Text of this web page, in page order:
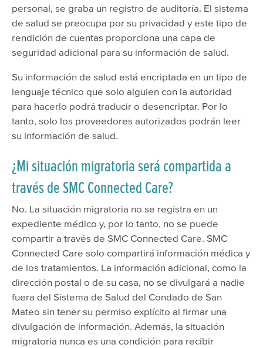
personal, se graba un registro de auditoría. El sistema
de salud se preocupa por su privacidad y este tipo de
rendición de cuentas proporciona una capa de
seguridad adicional para su información de salud.
Su información de salud está encriptada en un tipo de
lenguaje técnico que solo alguien con la autoridad
para hacerlo podrá traducir o desencriptar. Por lo
tanto, solo los proveedores autorizados podrán leer
su información de salud.
¿Mi situación migratoria será compartida a
través de SMC Connected Care?
No. La situación migratoria no se registra en un
expediente médico y, por lo tanto, no se puede
compartir a través de SMC Connected Care. SMC
Connected Care solo compartirá información médica y
de los tratamientos. La información adicional, como la
dirección postal o de su casa, no se divulgará a nadie
fuera del Sistema de Salud del Condado de San
Mateo sin tener su permiso explícito al firmar una
divulgación de información. Además, la situación
migratoria nunca es una condición para recibir